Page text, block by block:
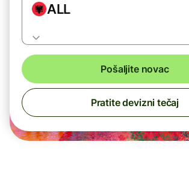
ALL
Pošaljite novac
Pratite devizni tečaj